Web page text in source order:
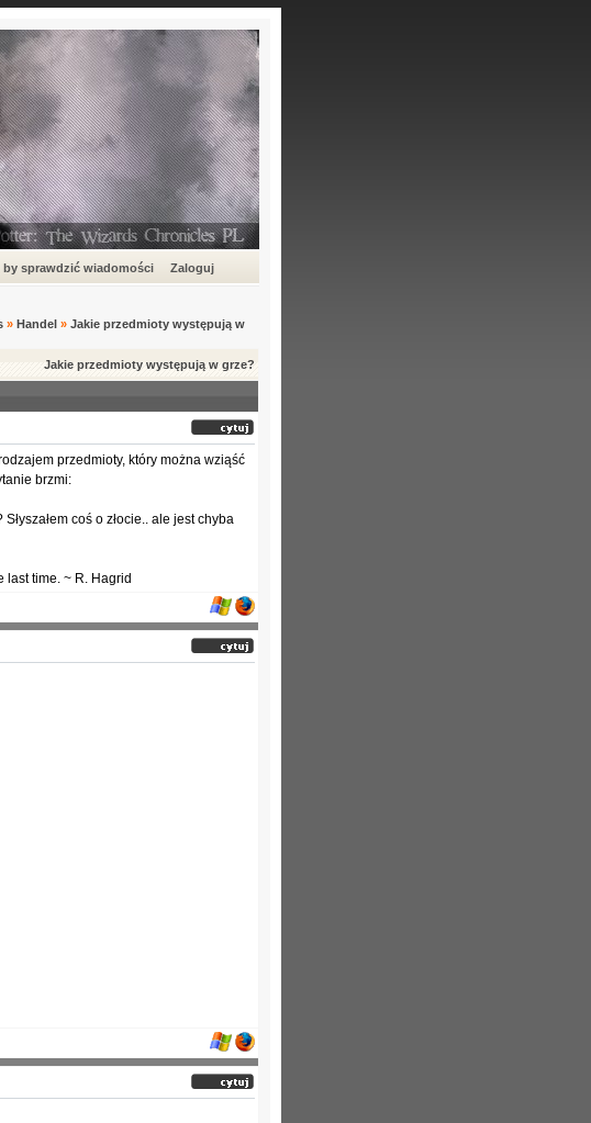
by sprawdzić wiadomości Zaloguj
» Handel » Jakie przedmioty występują w
Jakie przedmioty występują w grze?
przedmioty, który można wziąść
brzmi:
coś o złocie.. ale jest chyba
last time. ~ R. Hagrid